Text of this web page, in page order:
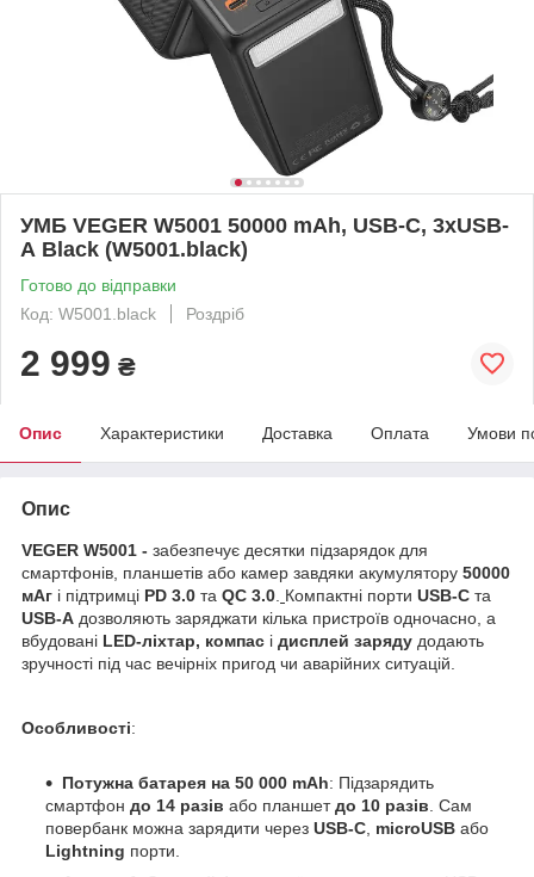
УМБ VEGER W5001 50000 mAh, USB-C, 3хUSB-
А Black (W5001.black)
Готово до відправки
Код: W5001.black
Роздріб
2 999 ₴
Опис Характеристики Доставка Оплата Умови
Опис
VEGER W5001 - забезпечує десятки підзарядок для
смартфонів, планшетів або камер завдяки акумулятору 50000
мАг і підтримці PD 3.0 та QC 3.0 Компактні порти USB-C та
USB-A дозволяють заряджати кілька пристроїв одночасно, а
вбудовані LED-ліхтар, компас і дисплей заряду додають
зручності під час вечірніх пригод чи аварійних ситуацій.
Особливості:
Потужна батарея на 50 000 mAh: Підзарядить
смартфон до 14 разів або планшетдо 10 разів . Сам
повербанк можна зарядити через USB-C microUSB або
Lightning порти.